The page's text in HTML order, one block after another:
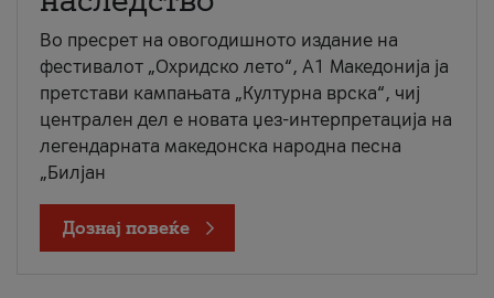
Во пресрет на овогодишното издание на
фестивалот „Охридско лето“, А1 Македонија ја
претстави кампањата „Културна врска“, чиј
централен дел е новата џез-интерпретација на
легендарната македонска народна песна
„Билјан
Дознај повеќе